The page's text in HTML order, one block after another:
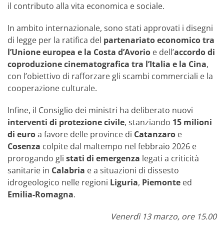
il contributo alla vita economica e sociale.
In ambito internazionale, sono stati approvati i disegni
di legge per la ratifica del partenariato economico tra
l’Unione europea e la Costa d’Avorio e dell’accordo di
coproduzione cinematografica tra l’Italia e la Cina,
con l’obiettivo di rafforzare gli scambi commerciali e la
cooperazione culturale.
Infine, il Consiglio dei ministri ha deliberato nuovi
interventi di protezione civile, stanziando 15 milioni
di euroa favore delle province di Catanzaro e
Cosenza colpite dal maltempo nel febbraio 2026 e
prorogando gli stati di emergenza legati a criticità
sanitarie in Calabria e a situazioni di dissesto
idrogeologico nelle regioni Liguria, Piemonte ed
Emilia-Romagna.
Venerdì 13 marzo, ore 15.00